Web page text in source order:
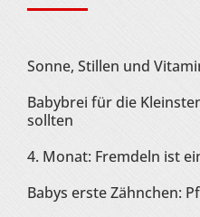
Sonne, Stillen und
Babybrei für die
sollten
4. Monat: Fremdeln ist
Babys erste Zähnchen: